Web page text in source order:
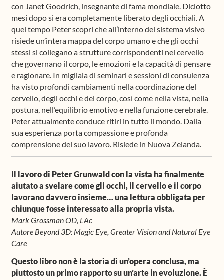
con Janet Goodrich, insegnante di fama mondiale. Diciotto
mesi dopo si era completamente liberato degli occhiali. A
quel tempo Peter scoprì che all’interno del sistema visivo
risiede un’intera mappa del corpo umano e che gli occhi
stessi si collegano a strutture corrispondenti nel cervello
che governano il corpo, le emozioni e la capacità di pensare
e ragionare. In migliaia di seminari e sessioni di consulenza
ha visto profondi cambiamenti nella coordinazione del
cervello, degli occhi e del corpo, così come nella vista, nella
postura, nell’equilibrio emotivo e nella funzione cerebrale.
Peter attualmente conduce ritiri in tutto il mondo. Dalla
sua esperienza porta compassione e profonda
comprensione del suo lavoro. Risiede in Nuova Zelanda.
Il lavoro di Peter Grunwald con la vista ha finalmente
aiutato a svelare come gli occhi, il cervello e il corpo
lavorano davvero insieme… una lettura obbligata per
chiunque fosse interessato alla propria vista.
Mark Grossman OD, LAc
Autore Beyond 3D: Magic Eye, Greater Vision and Natural Eye
Care
Questo libro non è la storia di un’opera conclusa, ma
piuttosto un primo rapporto su un’arte in evoluzione. È